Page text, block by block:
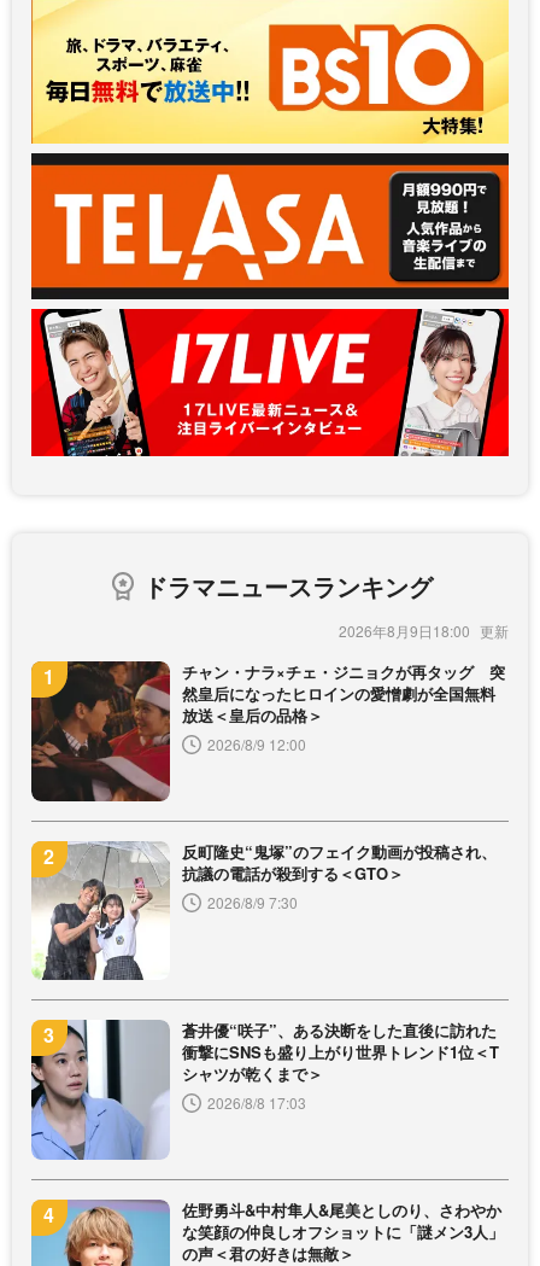
ドラマニュースランキング
2026年8月9日18:00
チャン・ナラ×チェ・ジニョクが再タッグ 突
然皇后になったヒロインの愛憎劇が全国無料
放送＜皇后の品格＞
2026/8/9 12:00
反町隆史“鬼塚”のフェイク動画が投稿され、
抗議の電話が殺到する＜GTO＞
2026/8/9 7:30
蒼井優“咲子”、ある決断をした直後に訪れた
衝撃にSNSも盛り上がり世界トレンド1位＜T
シャツが乾くまで＞
2026/8/8 17:03
佐野勇斗&中村隼人&尾美としのり、さわやか
な笑顔の仲良しオフショットに「謎メン3人」
の声＜君の好きは無敵＞